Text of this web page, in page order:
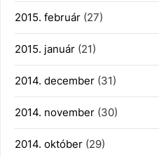
2015. február (27)
2015. január (21)
2014. december (31)
2014. november (30)
2014. október (29)